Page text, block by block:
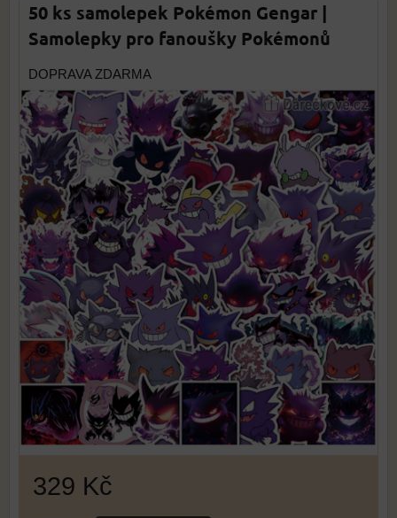
50 ks samolepek Pokémon Gengar |
Samolepky pro fanoušky Pokémonů
DOPRAVA ZDARMA
329 Kč